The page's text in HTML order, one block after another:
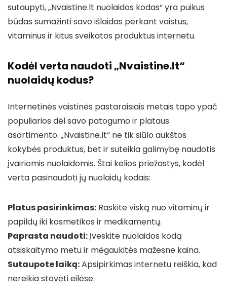
sutaupyti, „Nvaistine.lt nuolaidos kodas“ yra puikus
būdas sumažinti savo išlaidas perkant vaistus,
vitaminus ir kitus sveikatos produktus internetu.
Kodėl verta naudoti „Nvaistine.lt“
nuolaidų kodus?
Internetinės vaistinės pastaraisiais metais tapo ypač
populiarios dėl savo patogumo ir plataus
asortimento. „Nvaistine.lt“ ne tik siūlo aukštos
kokybės produktus, bet ir suteikia galimybę naudotis
įvairiomis nuolaidomis. Štai kelios priežastys, kodėl
verta pasinaudoti jų nuolaidų kodais:
Platus pasirinkimas: Raskite viską nuo vitaminų ir
papildų iki kosmetikos ir medikamentų.
Paprasta naudoti:Įveskite nuolaidos kodą
atsiskaitymo metu ir mėgaukitės mažesne kaina.
Sutaupote laiką:Apsipirkimas internetu reiškia, kad
nereikia stovėti eilėse.